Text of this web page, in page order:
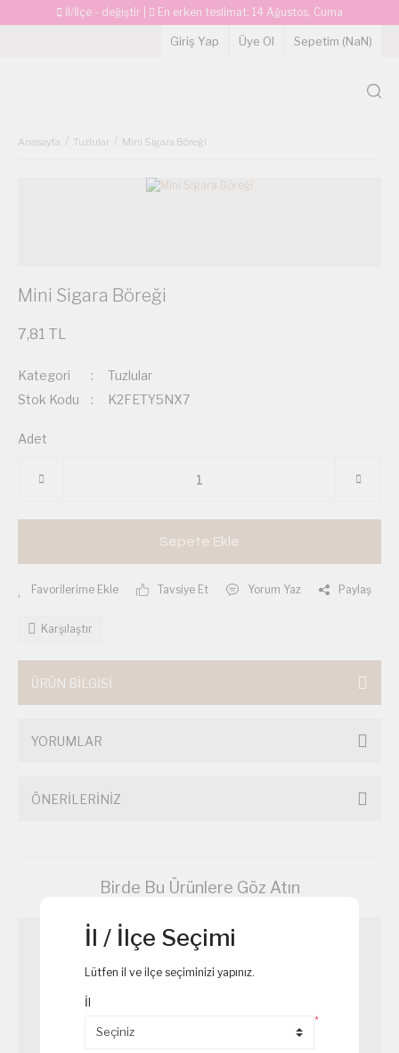
İl/İlçe - değiştir En erken teslimat: 14 Ağustos, Cuma
Giriş Yap Üye Ol Sepetim (NaN)
Anasayfa Tuzlular Mini Sigara Böreği
Mini Sigara Böreği
7,81 TL
Kategori
Tuzlular
Stok Kodu
K2FETY5NX7
Adet
Sepete Ekle
Tavsiye Et Yorum Yaz Paylaş
Karşılaştır
ÜRÜN BİLGİSİ
YORUMLAR
ÖNERİLERİNİZ
Birde Bu Ürünlere Göz Atın
İl / İlçe Seçimi
Lütfen il ve ilçe seçiminizi yapınız.
İl
*